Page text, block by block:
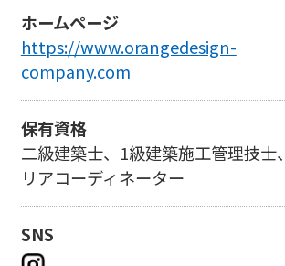
ホームページ
https://www.orangedesign-
company.com
保有資格
二級建築士、1級建築施工管理技士
リアコーディネーター
SNS